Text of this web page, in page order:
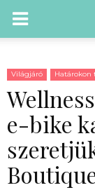
Világjáró Határokon
e-bike